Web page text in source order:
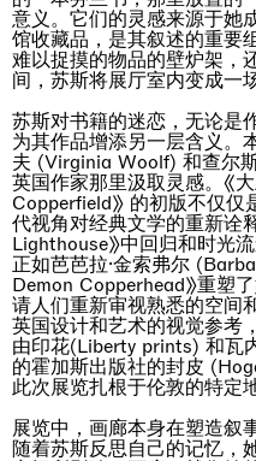
意义。它们的灵感来源于她
馆收藏品，是其叙述的重要
难以捉摸的物品的壁炉架，
间，苏斯将展厅室内变成一
苏斯对书籍的迷恋，无论是
为其作品增添另一层含义。
夫 (Virginia Woolf) 和查尔
英国作家那里汲取灵感。《
Copperfield》 的初版不仅
代视角对经典文学的重新诠
Lighthouse》中回归和时光
正如芭芭拉·金索弗尔
Demon Copperhead》重塑
请人们重新审视熟悉的空间
英国设计和艺术的视觉参考
由印花(Liberty prints) 和瓦
的霍加斯出版社的封皮
此次展览扎根于伦敦的特定
展览中，画廊本身在塑造叙
随着苏斯反思自己的记忆，